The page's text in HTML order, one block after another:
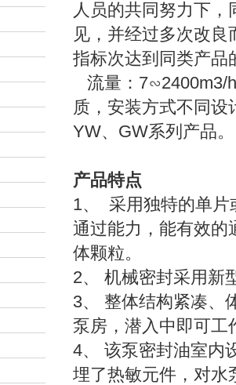
人员的共同努力下
见，并经过多次改
指标次达到同类产品
流量：7∽2400m3/
质，安装方式不同设
YW、GW系列产品
产品特点
1、 采用独特的单片
通过能力，能有效的
体颗粒。
2、 机械密封采用新
3、 整体结构紧凑、
泵房，潜入中即可工
4、 该泵密封油室内
埋了热敏元件，对水